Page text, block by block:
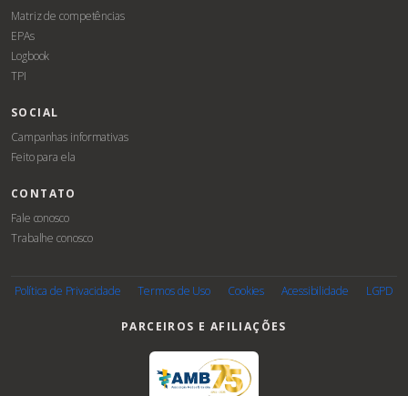
Matriz de competências
EPAs
Logbook
TPI
SOCIAL
Campanhas informativas
Feito para ela
CONTATO
Fale conosco
Trabalhe conosco
Política de Privacidade Termos de Uso Cookies Acessibilidade LGPD
PARCEIROS E AFILIAÇÕES